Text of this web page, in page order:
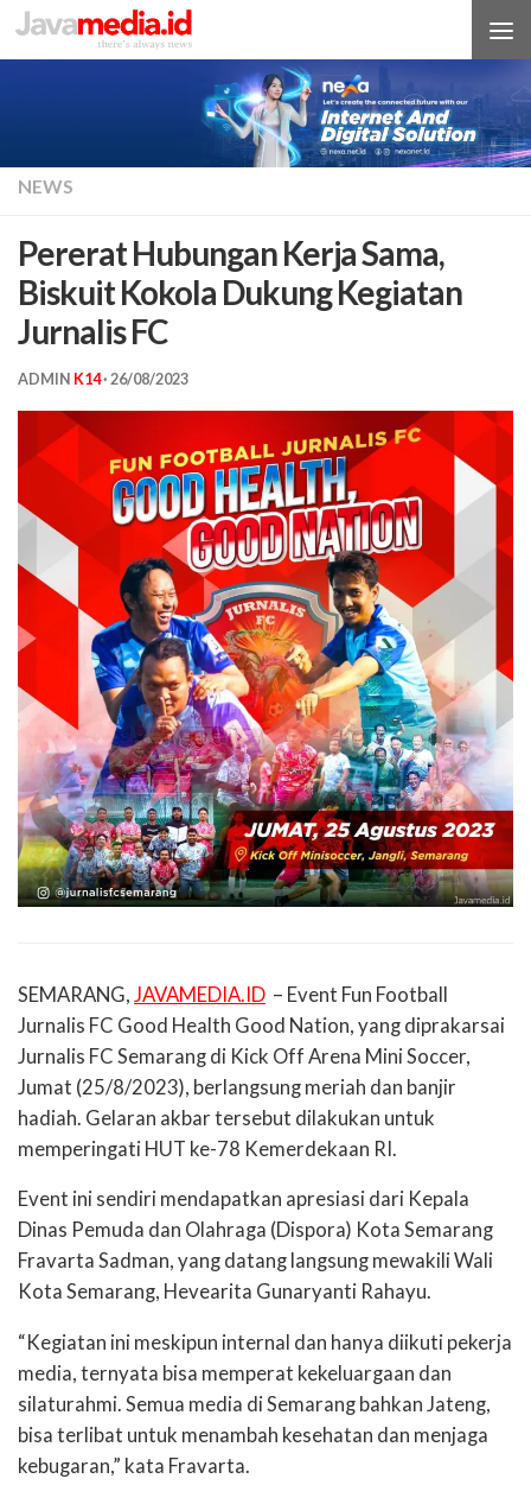
Skip to content
NEWS
Pererat Hubungan Kerja Sama,
Biskuit Kokola Dukung Kegiatan
Jurnalis FC
ADMIN K14· 26/08/2023
SEMARANG, JAVAMEDIA.ID – Event Fun Football
Jurnalis FC Good Health Good Nation, yang diprakarsai
Jurnalis FC Semarang di Kick Off Arena Mini Soccer,
Jumat (25/8/2023), berlangsung meriah dan banjir
hadiah. Gelaran akbar tersebut dilakukan untuk
memperingati HUT ke-78 Kemerdekaan RI.
Event ini sendiri mendapatkan apresiasi dari Kepala
Dinas Pemuda dan Olahraga (Dispora) Kota Semarang
Fravarta Sadman, yang datang langsung mewakili Wali
Kota Semarang, Hevearita Gunaryanti Rahayu.
“Kegiatan ini meskipun internal dan hanya diikuti pekerja
media, ternyata bisa memperat kekeluargaan dan
silaturahmi. Semua media di Semarang bahkan Jateng,
bisa terlibat untuk menambah kesehatan dan menjaga
kebugaran,” kata Fravarta.